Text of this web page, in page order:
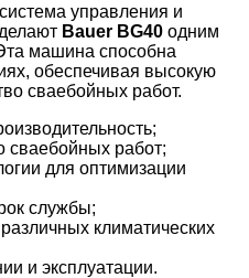
управления и
Bauer BG40 одним
машина способна
обеспечивая высокую
сваебойных работ.
сваебойных работ;
для оптимизации
службы;
климатических
и эксплуатации.